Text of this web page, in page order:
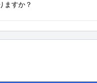
ますか？